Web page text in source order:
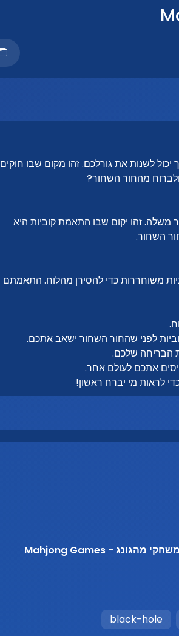
לשנות את גורלכם. זהו מקום שבו חוקים
מהחור השחור?
זהו יקום שבו התאמת קוביות היא
השחור.
משוחררות כדי להסירן מהלוח. התאמתם
לפני שהחור השחור ישאב אתכם.
הבריחה שלכם.
אתכם לעולם אחר.
לראות מי יברח ראשון!
משחקי מהגונג - Mahjong Games
black-hole